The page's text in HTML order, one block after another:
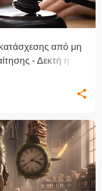
από μη
- Δεκτή η
εκτέλεσης